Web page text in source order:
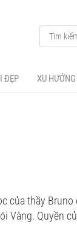
ĐẸP XU
của thầy
Vàng. Quyền